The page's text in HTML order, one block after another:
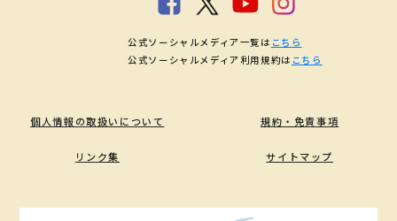
個人情報の取扱いについて 規約・免責事項
リンク集 サイトマップ
公式ソーシャルメディア一覧は こちら
公式ソーシャルメディア利用規約は こちら